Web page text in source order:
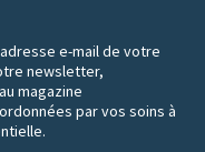
e-mail de votre
newsletter,
magazine
par vos soins à